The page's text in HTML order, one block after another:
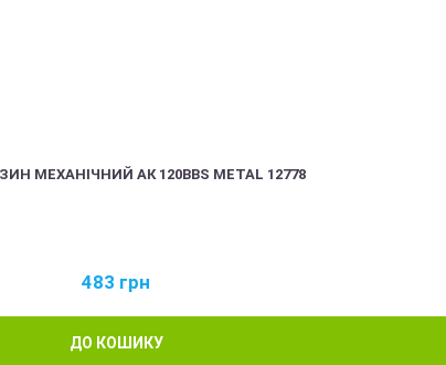
МЕХАНІЧНИЙ АК 120BBS METAL 12778
483 грн
ДО КОШИКУ